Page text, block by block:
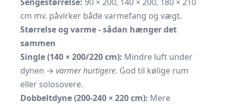
cm mv. påvirker både varmefang og vægt.
Størrelse og varme - sådan hænger det
sammen
Single (140 × 200/220 cm): Mindre luft under
dynen → varmer hurtigere. God til kølige rum
eller solosovere.
Dobbeltdyne (200-240 × 220 cm): Mere